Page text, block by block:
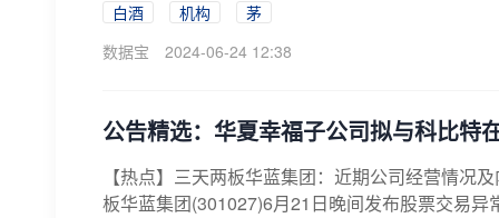
白酒 机构
茅
数据宝
2024-06-24 12:38
公告精选：华夏幸福子公司拟与科比特
【热点】三天两板华蓝集团：近期公司经营情况
板华蓝集团(301027)6月21日晚间发布股票交易